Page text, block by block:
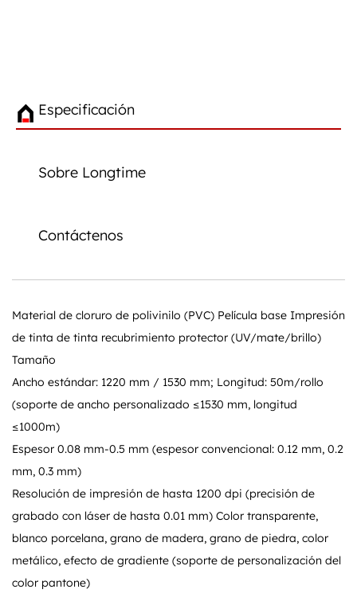
Especificación
Sobre Longtime
Contáctenos
Material de cloruro de polivinilo (PVC) Película base Impresión
de tinta de tinta recubrimiento protector (UV/mate/brillo)
Tamaño
Ancho estándar: 1220 mm / 1530 mm; Longitud: 50m/rollo
(soporte de ancho personalizado ≤1530 mm, longitud
≤1000m)
Espesor 0.08 mm-0.5 mm (espesor convencional: 0.12 mm, 0.2
mm, 0.3 mm)
Resolución de impresión de hasta 1200 dpi (precisión de
grabado con láser de hasta 0.01 mm) Color transparente,
blanco porcelana, grano de madera, grano de piedra, color
metálico, efecto de gradiente (soporte de personalización del
color pantone)